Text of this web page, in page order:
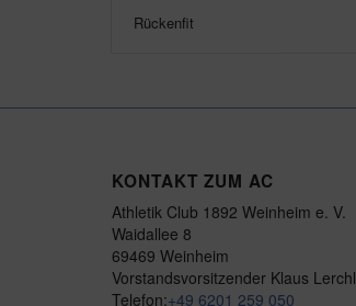
Rückenfit
KONTAKT ZUM AC
Athletik Club 1892 Weinheim e. V.
Waidallee 8
69469 Weinheim
Vorstandsvorsitzender Klaus Lerchl
Telefon:+49 6201 259 050